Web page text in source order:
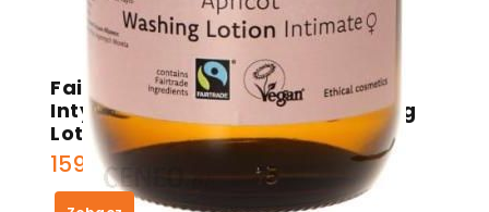
Fair Squared Balsam Do Higieny
Intymnej Morela Apricot Washing
Lotion Intimate 500Ml
159,99zł